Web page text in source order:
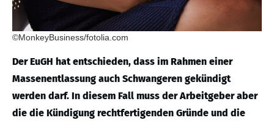
©MonkeyBusiness/fotolia.com
Der EuGH hat entschieden, dass im Rahmen einer
Massenentlassung auch Schwangeren gekündigt
werden darf. In diesem Fall muss der Arbeitgeber aber
die die Kündigung rechtfertigenden Gründe und die